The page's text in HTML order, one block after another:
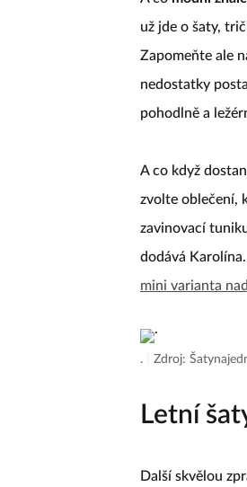
už jde o šaty,
Zapomeňte ale
nedostatky
pohodlně a
A co když
zvolte oblečení,
zavinovací
dodává
mini varianta
. Zdroj:
Letní
Další skvělou